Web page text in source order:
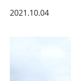
2021.10.04